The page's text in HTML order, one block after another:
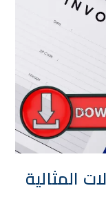
المثالية